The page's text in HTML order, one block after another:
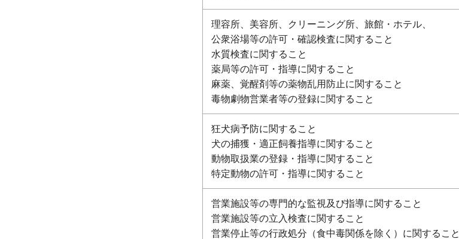
理容所、美容所、クリーニング所、旅館・ホテル、
公衆浴場等の許可・確認検査に関すること
水質検査に関すること
薬局等の許可・指導に関すること
麻薬、覚醒剤等の薬物乱用防止に関すること
毒物劇物営業者等の登録に関すること
狂犬病予防に関すること
犬の捕獲・適正飼養指導に関すること
動物取扱業の登録・指導に関すること
特定動物の許可・指導に関すること
営業施設等の専門的な監視及び指導に関すること
営業施設等の立入検査に関すること
営業停止等の行政処分（食中毒関係を除く）に関すること